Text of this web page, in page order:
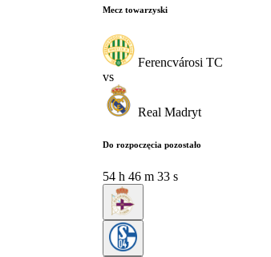
Mecz towarzyski
Ferencvárosi TC
vs
Real Madryt
Do rozpoczęcia pozostało
54 h 46 m 32 s